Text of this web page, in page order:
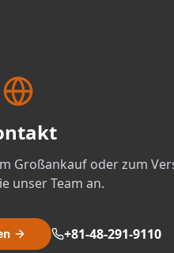
Großankauf oder zum
unser Team an.
+81-48-291-9110